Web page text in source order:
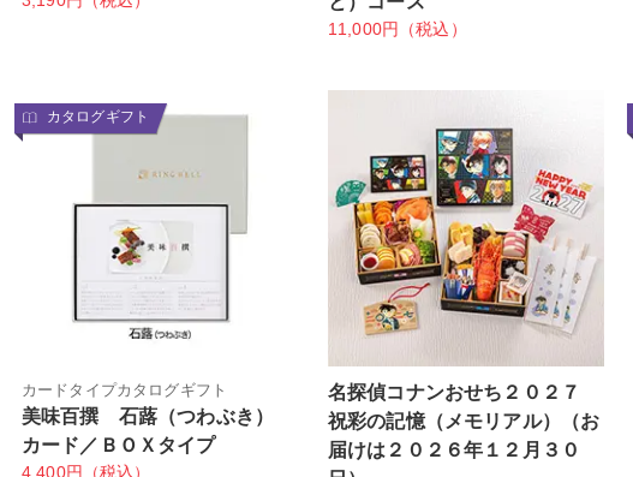
11,000円（税込）
カタログギフト
カードタイプカタログギフト
美味百撰 石蕗（つわぶき）
カード／ＢＯＸタイプ
4,400円（税込）
名探偵コナンおせち２０２７
祝彩の記憶（メモリアル）（お
届けは２０２６年１２月３０